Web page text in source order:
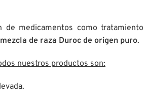
medicamentos como
mezcla de raza Duroc de origen puro.
nuestros productos son: